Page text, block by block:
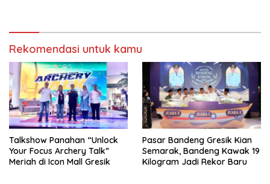
Rekomendasi untuk kamu
Talkshow Panahan “Unlock
Your Focus Archery Talk”
Meriah di Icon Mall Gresik
Pasar Bandeng Gresik Kian
Semarak, Bandeng Kawak 19
Kilogram Jadi Rekor Baru